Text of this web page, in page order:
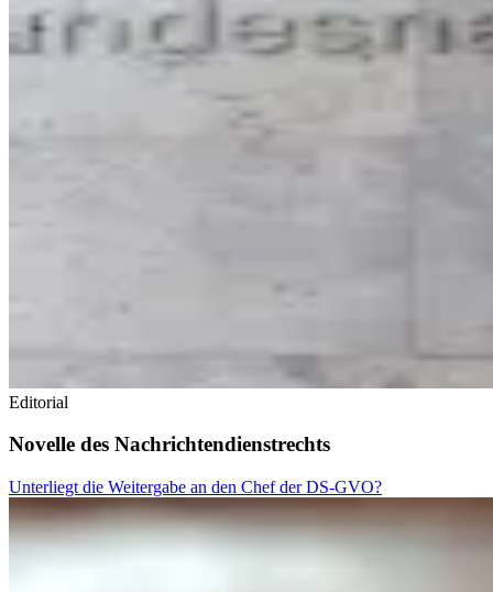
Editorial
Novelle des Nachrichtendienstrechts
Unterliegt die Weitergabe an den Chef der DS-GVO?